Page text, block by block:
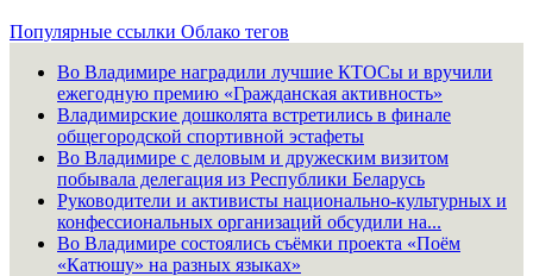
Популярные ссылки Облако тегов
Во Владимире наградили лучшие КТОСы и вручили
ежегодную премию «Гражданская активность»
Владимирские дошколята встретились в финале
общегородской спортивной эстафеты
Во Владимире с деловым и дружеским визитом
побывала делегация из Республики Беларусь
Руководители и активисты национально-культурных и
конфессиональных организаций обсудили на...
Во Владимире состоялись съёмки проекта «Поём
«Катюшу» на разных языках»